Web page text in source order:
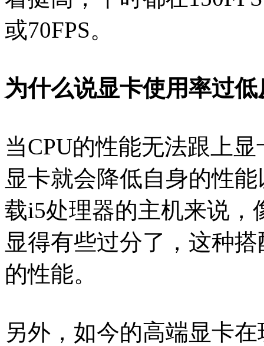
或70FPS。
为什么说显卡使用率过
当CPU的性能无法跟上
显卡就会降低自身的性
载i5处理器的主机来说，
显得有些过分了，这种
的性能。
另外，如今的高端显卡